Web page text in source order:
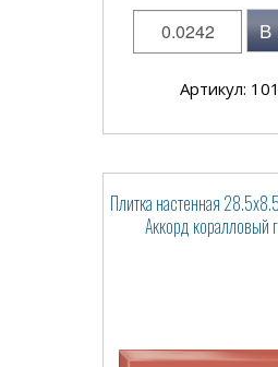
В
Артикул:
Плитка настенная
Аккорд коралловый